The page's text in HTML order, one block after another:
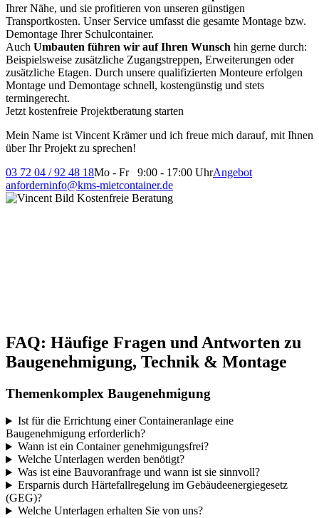
Ihrer Nähe, und sie profitieren von unseren günstigen
Transportkosten. Unser Service umfasst die gesamte Montage bzw.
Demontage Ihrer Schulcontainer.
Auch Umbauten führen wir auf Ihren Wunsch hin gerne durch:
Beispielsweise zusätzliche Zugangstreppen, Erweiterungen oder
zusätzliche Etagen. Durch unsere qualifizierten Monteure erfolgen
Montage und Demontage schnell, kostengünstig und stets
termingerecht.
Jetzt kostenfreie Projektberatung starten
Mein Name ist Vincent Krämer und ich freue mich darauf, mit Ihnen
über Ihr Projekt zu sprechen!
03 72 04 / 92 48 18Mo - Fr 9:00 - 17:00 UhrAngebot
anforderninfo@kms-mietcontainer.de
FAQ: Häufige Fragen und Antworten zu
Baugenehmigung, Technik & Montage
Themenkomplex Baugenehmigung
Ist für die Errichtung einer Containeranlage eine
Baugenehmigung erforderlich?
Wann ist ein Container genehmigungsfrei?
Welche Unterlagen werden benötigt?
Was ist eine Bauvoranfrage und wann ist sie sinnvoll?
Ersparnis durch Härtefallregelung im Gebäudeenergiegesetz
(GEG)?
Welche Unterlagen erhalten Sie von uns?